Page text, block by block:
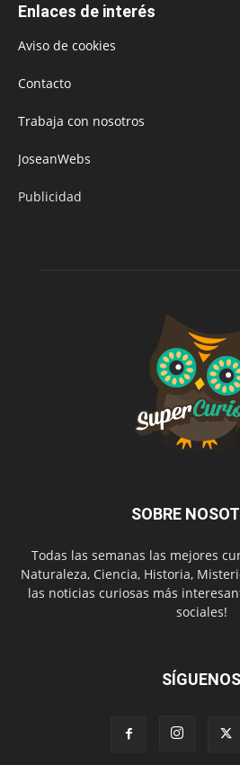
Enlaces de interés
Aviso de cookies
Contacto
Trabaja con nosotros
JoseanWebs
Publicidad
SOBRE
Todas las semanas las mejores
Naturaleza, Ciencia, Historia,
las noticias curiosas más
sociales!
SÍGUENOS